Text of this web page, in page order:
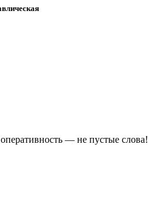
— не пустые слова!